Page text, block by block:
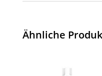
Ähnliche